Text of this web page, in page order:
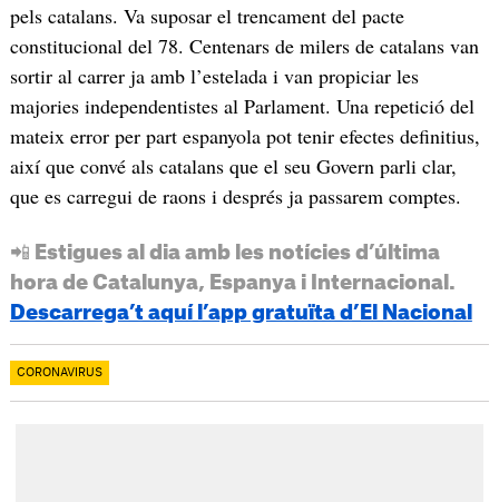
pels catalans. Va suposar el trencament del pacte
constitucional del 78. Centenars de milers de catalans van
sortir al carrer ja amb l’estelada i van propiciar les
majories independentistes al Parlament. Una repetició del
mateix error per part espanyola pot tenir efectes definitius,
així que convé als catalans que el seu Govern parli clar,
que es carregui de raons i després ja passarem comptes.
📲 Estigues al dia amb les notícies d’última
hora de Catalunya, Espanya i Internacional.
Descarrega’t aquí l’app gratuïta d’El Nacional
CORONAVIRUS